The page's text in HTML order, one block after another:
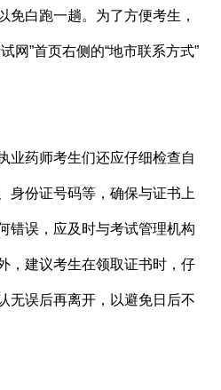
免白跑一趟。为了方便考生，
网”首页右侧的“地市联系方式”
业药师考生们还应仔细检查自
身份证号码等，确保与证书上
错误，应及时与考试管理机构
，建议考生在领取证书时，仔
无误后再离开，以避免日后不